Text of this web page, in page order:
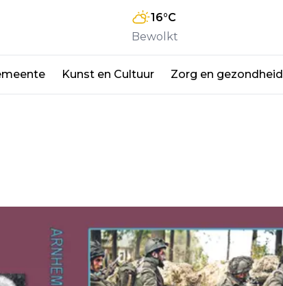
16°C
Bewolkt
Kunst en Cultuur Zorg en gezondheid